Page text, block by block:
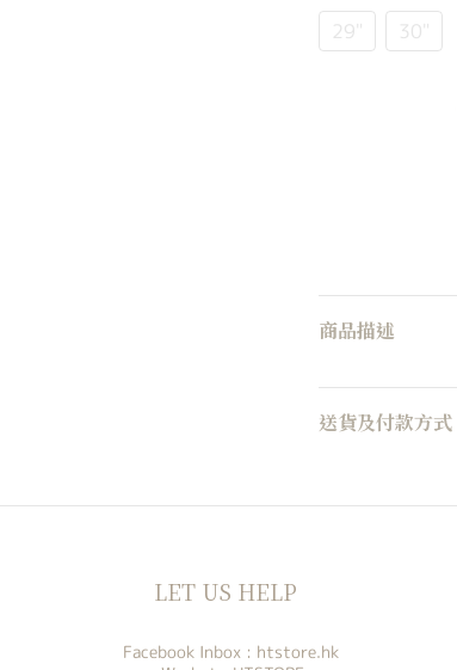
29" 30"
商品描述
送貨及付款方式
LET US HELP
Facebook Inbox : htstore.hk